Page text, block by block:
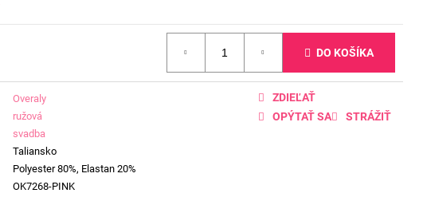
DO KOŠÍKA
Overaly
ružová
svadba
Taliansko
Polyester 80%, Elastan 20%
OK7268-PINK
OPÝTAŤ SA STRÁŽIŤ
ZDIEĽAŤ